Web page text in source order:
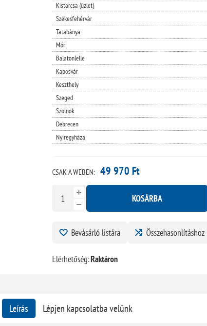
Kistarcsa (üzlet)
Székesfehérvár
Tatabánya
Mór
Balatonlelle
Kaposvár
Keszthely
Szeged
Szolnok
Debrecen
Nyíregyháza
CSAK A WEBEN: 49 970 Ft
KOSÁRBA
Bevásárló listára Összehasonlításhoz
Elérhetőség:Raktáron
Leírás Lépjen kapcsolatba velünk